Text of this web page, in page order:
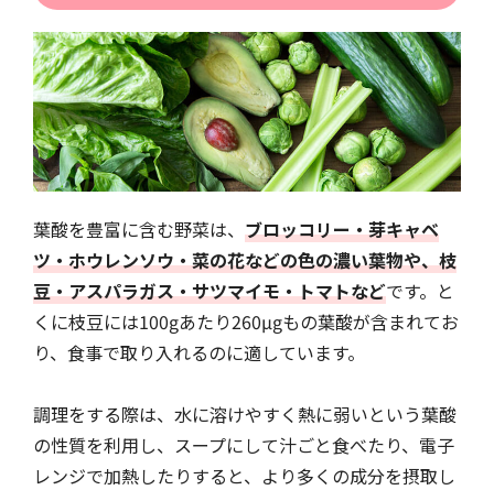
葉酸を豊富に含む野菜は、 ブロッコリー・芽キャベ
ツ・ホウレンソウ・菜の花などの色の濃い葉物や、枝
豆・アスパラガス・サツマイモ・トマトなどです。と
くに枝豆には100gあたり260µgもの葉酸が含まれてお
り、食事で取り入れるのに適しています。
調理をする際は、水に溶けやすく熱に弱いという葉酸
の性質を利用し、スープにして汁ごと食べたり、電子
レンジで加熱したりすると、より多くの成分を摂取し